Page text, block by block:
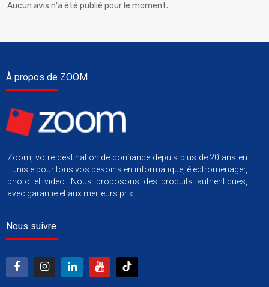
Aucun avis n'a été publié pour le moment.
À propos de ZOOM
Zoom, votre destination de confiance depuis plus de 20 ans en
Tunisie pour tous vos besoins en informatique, électroménager,
photo et vidéo. Nous proposons des produits authentiques,
avec garantie et aux meilleurs prix.
Nous suivre